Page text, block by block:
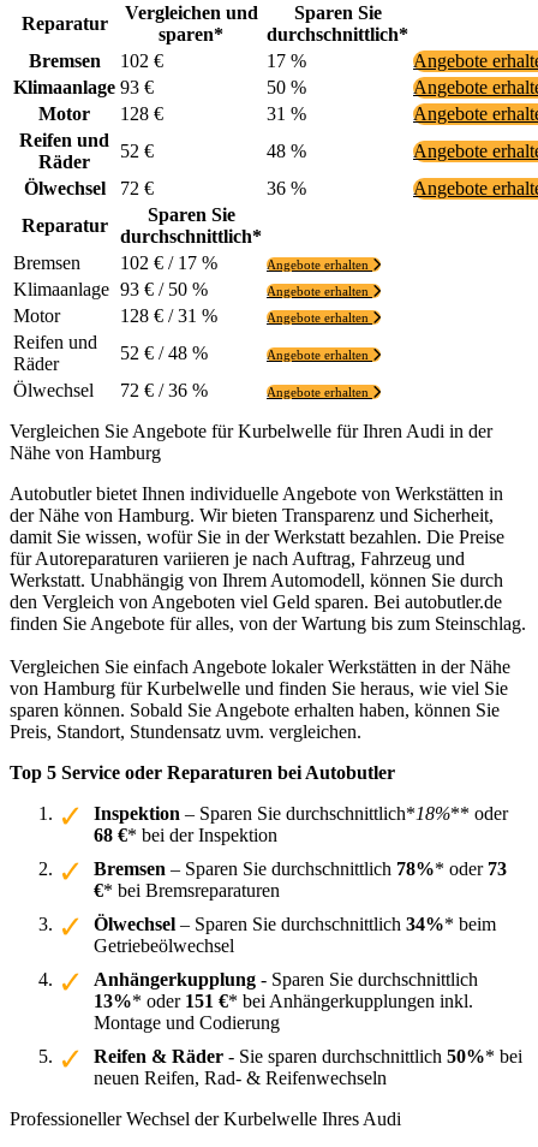
Reparatur
Vergleichen und
sparen*
Sparen Sie
durchschnittlich*
Bremsen
102 € 17 %
Angebote
Klimaanlage 93 € 50 %
Angebote
Motor
128 € 31 %
Angebote
Reifen und
Räder
52 € 48 %
Angebote
Ölwechsel
72 € 36 %
Angebote
Reparatur
Sparen Sie
durchschnittlich*
Bremsen
102 € / 17 % Angebote erhalten
Klimaanlage 93 € / 50 % Angebote erhalten
Motor 128 € / 31 % Angebote erhalten
Reifen und
Räder
52 € / 48 % Angebote erhalten
Ölwechsel 72 € / 36 % Angebote erhalten
Vergleichen Sie Angebote für Kurbelwelle für Ihren Audi in der
Nähe von Hamburg
Autobutler bietet Ihnen individuelle Angebote von Werkstätten in
der Nähe von Hamburg. Wir bieten Transparenz und Sicherheit,
damit Sie wissen, wofür Sie in der Werkstatt bezahlen. Die Preise
für Autoreparaturen variieren je nach Auftrag, Fahrzeug und
Werkstatt. Unabhängig von Ihrem Automodell, können Sie durch
den Vergleich von Angeboten viel Geld sparen. Bei autobutler.de
finden Sie Angebote für alles, von der Wartung bis zum Steinschlag.
Vergleichen Sie einfach Angebote lokaler Werkstätten in der Nähe
von Hamburg für Kurbelwelle und finden Sie heraus, wie viel Sie
sparen können. Sobald Sie Angebote erhalten haben, können Sie
Preis, Standort, Stundensatz uvm. vergleichen.
Top 5 Service oder Reparaturen bei Autobutler
Inspektion – Sparen Sie durchschnittlich*18%** oder
68 €* bei der Inspektion
Bremsen – Sparen Sie durchschnittlich 78%* oder 73
€* bei Bremsreparaturen
Ölwechsel – Sparen Sie durchschnittlich 34%* beim
Getriebeölwechsel
Anhängerkupplung - Sparen Sie durchschnittlich
13%* oder 151 €* bei Anhängerkupplungen inkl.
Montage und Codierung
Reifen & Räder - Sie sparen durchschnittlich 50%* bei
neuen Reifen, Rad- & Reifenwechseln
Professioneller Wechsel der Kurbelwelle Ihres Audi